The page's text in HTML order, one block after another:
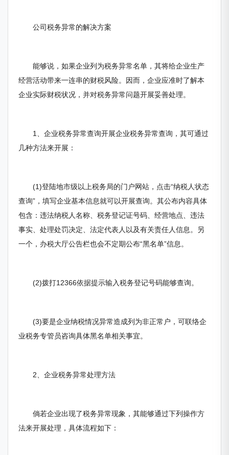
公司税务异常的解决方案
能够说，如果企业列为税务异常名单，其将给企业生产
经营活动带来一连串的财税风险。因而，企业应准时了解本
企业实际财税状况，并对税务异常问题开展妥善处理。
1、企业税务异常查询开展企业税务异常查询，其可通过
几种方法来开展：
(1)登陆地市级以上税务局的门户网站，点击“纳税人状态
查询”，填写企业基本信息就可以开展查询。其公布内容具体
包含：违法纳税人名称、税务登记证号码、经营地点、违法
事实、处理处罚决定、法定代表人以及有关责任人信息。另
一个，办税大厅公告栏也会不定期公布“黑名单”信息。
(2)拨打12366依据提示输入税务登记号码能够查询。
(3)要是企业纳税情况异常造成列为非正常户，可联络企
业税务专管员咨询具体黑名单相关事宜。
2、企业税务异常处理方法
倘若企业出现了税务异常现象，其能够通过下列操作方
法来开展处理，具体流程如下：